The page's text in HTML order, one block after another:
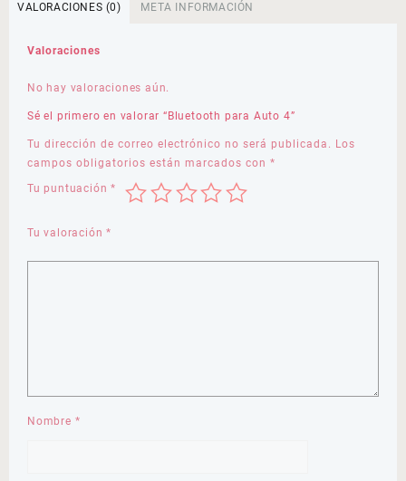
VALORACIONES (0) META INFORMACIÓN
Valoraciones
No hay valoraciones aún.
Sé el primero en valorar “Bluetooth para Auto 4”
Tu dirección de correo electrónico no será publicada. Los
campos obligatorios están marcados con *
Tu puntuación*
Tu valoración*
Nombre *